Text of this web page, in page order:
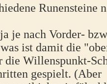
Runensteine
je nach Vorder-
ist damit die
die Willenspunkt-
gespielt. (Aber